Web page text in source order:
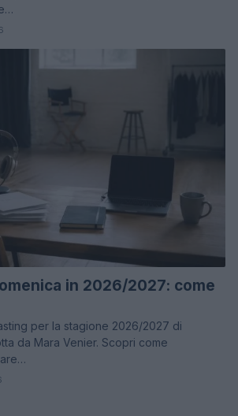
in 2026/2027: come
per la stagione 2026/2027 di
da Mara Venier. Scopri come